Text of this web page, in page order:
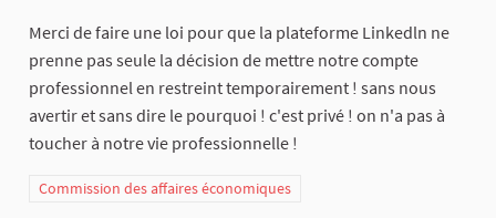
Merci de faire une loi pour que la plateforme Linkedln ne
prenne pas seule la décision de mettre notre compte
professionnel en restreint temporairement ! sans nous
avertir et sans dire le pourquoi ! c'est privé ! on n'a pas à
toucher à notre vie professionnelle !
Commission des affaires économiques